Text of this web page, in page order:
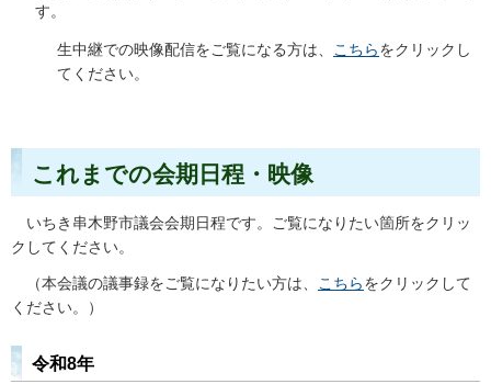
す。
生中継での映像配信をご覧になる方は、 こちらをクリックし
てください。
これまでの会期日程・映像
いちき串木野市議会会期日程です。ご覧になりたい箇所をクリッ
クしてください。
（本会議の議事録をご覧になりたい方は、 こちらをクリックして
ください。）
令和8年